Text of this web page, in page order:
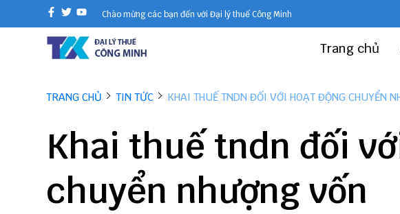
Chào mừng các bạn đến với Đại lý thuế Công Minh
Trang chủ
TRANG CHỦ TIN TỨC KHAI THUẾ TNDN ĐỐI VỚI HOẠT ĐỘNG CHUYỂN
Khai thuế tndn đối
chuyển nhượng vốn